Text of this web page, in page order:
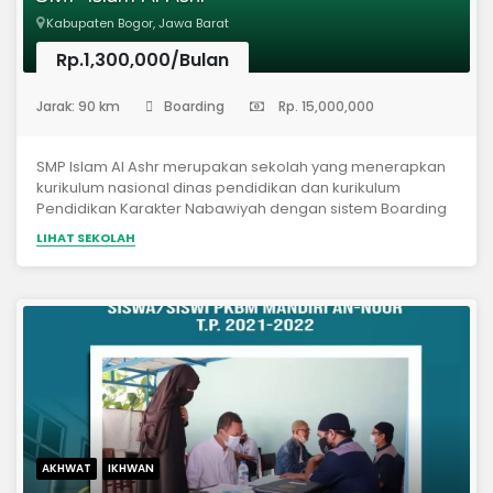
Kabupaten Bogor, Jawa Barat
Rp.1,300,000/Bulan
Jarak: 90 km Boarding Rp. 15,000,000
SMP Islam Al Ashr merupakan sekolah yang menerapkan
kurikulum nasional dinas pendidikan dan kurikulum
Pendidikan Karakter Nabawiyah dengan sistem Boarding
School.
LIHAT SEKOLAH
AKHWAT IKHWAN